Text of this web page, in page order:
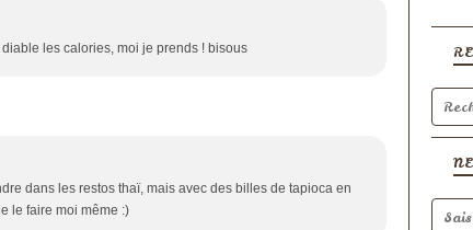
les calories, moi je prends ! bisous
dans les restos thaï, mais avec des billes de tapioca en
le faire moi même :)